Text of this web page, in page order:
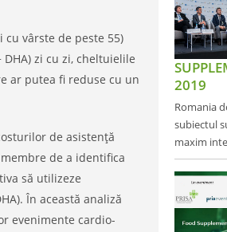
2019
Romania
subiectul
maxim
vârste de peste 55)
zi cu zi, cheltuielile
ar putea fi reduse cu un
de asistență
de a identifica
să utilizeze
În această analiză
evenimente cardio-